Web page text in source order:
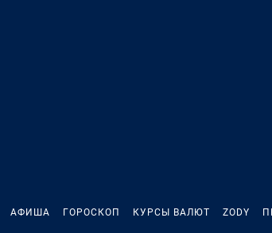
АФИША ГОРОСКОП КУРСЫ ВАЛЮТ ZODY